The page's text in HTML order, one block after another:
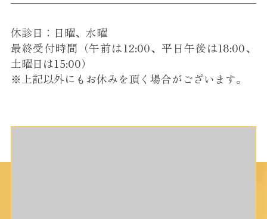
2024年07月
2024年06月
休診日：日曜、水曜
最終受付時間（午前は12:00、平日午後は18:00、
土曜日は15:00）
※上記以外にもお休みを頂く場合がございます。